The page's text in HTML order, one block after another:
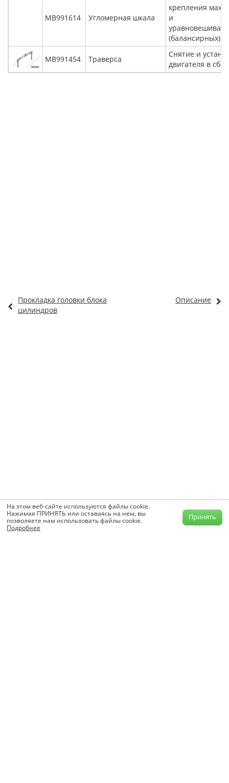
MB991614 Угломерная шкала
крепления
и
(балансирных)
MB991454 Траверса
Снятие и
двигателя в
Прокладка головки блока
цилиндров
Описание
На этом веб-сайте используются файлы cookie.
Нажимая ПРИНЯТЬ или оставаясь на нем, вы
позволяете нам использовать файлы cookie.
Подробнее
Принять